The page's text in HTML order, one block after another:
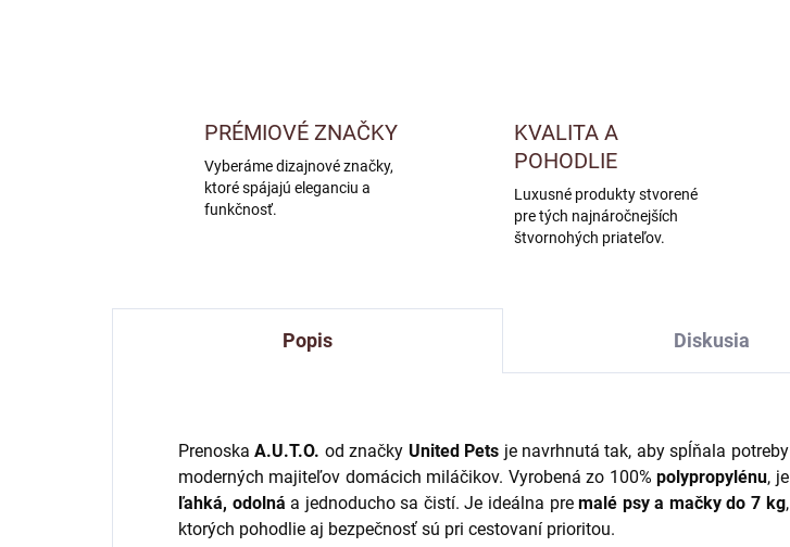
PRÉMIOVÉ ZNAČKY
Vyberáme dizajnové značky,
ktoré spájajú eleganciu a
funkčnosť.
KVALITA A
POHODLIE
Luxusné produkty stvorené
pre tých najnáročnejších
štvornohých priateľov.
Popis Diskusia
PrenoskaA.U.T.O. od značky United Pets je navrhnutá tak, aby spĺňala potreby
moderných majiteľov domácich miláčikov. Vyrobená zo 100%polypropylénu, je
ľahká, odolná a jednoducho sa čistí. Je ideálna premalé psy a mačky do 7 kg,
ktorých pohodlie aj bezpečnosť sú pri cestovaní prioritou.